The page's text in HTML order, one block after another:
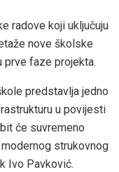
radove koji uključuju
nove školske
prve faze projekta.
predstavlja jedno
u povijesti
će suvremeno
strukovnog
Ivo Pavković.